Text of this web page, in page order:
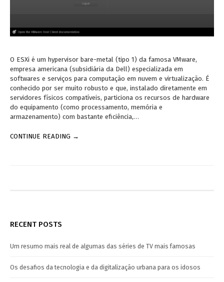
O ESXi é um hypervisor bare-metal (tipo 1) da famosa VMware,
empresa americana (subsidiária da Dell) especializada em
softwares e serviços para computação em nuvem e virtualização. É
conhecido por ser muito robusto e que, instalado diretamente em
servidores físicos compatíveis, particiona os recursos de hardware
do equipamento (como processamento, memória e
armazenamento) com bastante eficiência,…
CONTINUE READING →
RECENT POSTS
Um resumo mais real de algumas das séries de TV mais famosas
Os desafios da tecnologia e da digitalização urbana para os idosos